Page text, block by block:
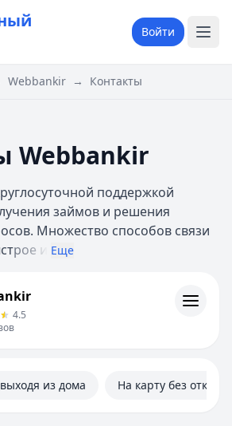
Войти
Webbankir → Контакты
Webbankir
поддержкой
займов и решения
Множество способов связи
рое и Еще
4.5
из дома На карту без отказа